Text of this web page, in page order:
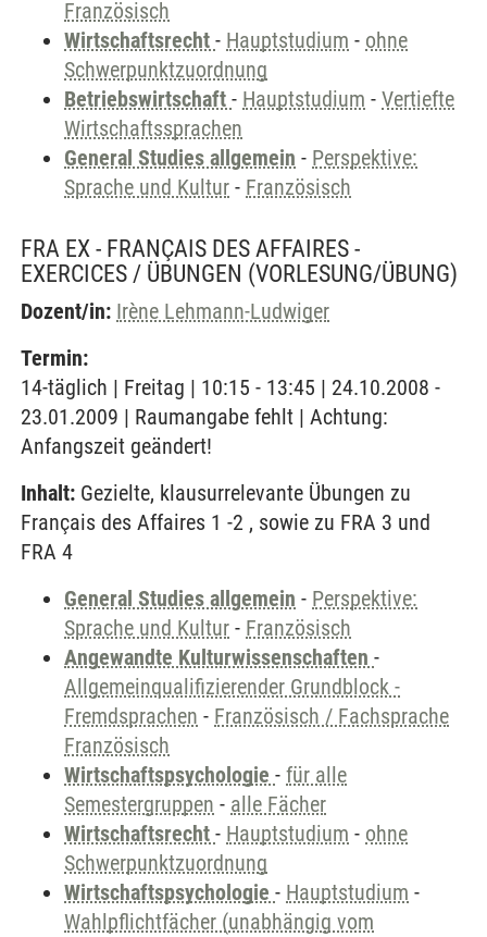
Französisch
Wirtschaftsrecht - Hauptstudium - ohne
Schwerpunktzuordnung
Betriebswirtschaft - Hauptstudium - Vertiefte
Wirtschaftssprachen
General Studies allgemein - Perspektive:
Sprache und Kultur - Französisch
FRA EX - FRANÇAIS DES AFFAIRES -
EXERCICES / ÜBUNGEN (VORLESUNG/ÜBUNG)
Dozent/in: Irène Lehmann-Ludwiger
Termin:
14-täglich | Freitag | 10:15 - 13:45 | 24.10.2008 -
23.01.2009 | Raumangabe fehlt | Achtung:
Anfangszeit geändert!
Inhalt: Gezielte, klausurrelevante Übungen zu
Français des Affaires 1 -2 , sowie zu FRA 3 und
FRA 4
General Studies allgemein - Perspektive:
Sprache und Kultur - Französisch
Angewandte Kulturwissenschaften -
Allgemeinqualifizierender Grundblock -
Fremdsprachen - Französisch / Fachsprache
Französisch
Wirtschaftspsychologie - für alle
Semestergruppen - alle Fächer
Wirtschaftsrecht - Hauptstudium - ohne
Schwerpunktzuordnung
Wirtschaftspsychologie - Hauptstudium -
Wahlpflichtfächer (unabhängig vom